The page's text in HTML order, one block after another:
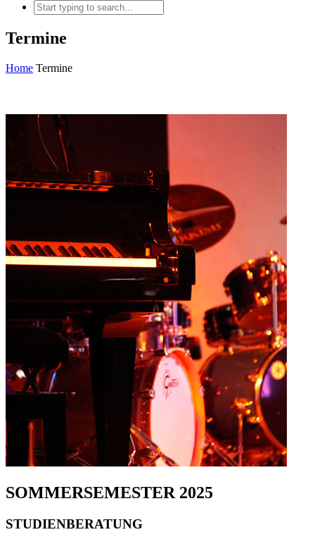
Termine
Home Termine
SOMMERSEMESTER 2025
STUDIENBERATUNG